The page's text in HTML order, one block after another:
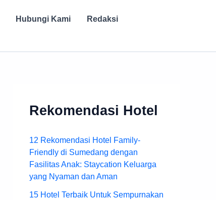
Hubungi Kami
Redaksi
Rekomendasi Hotel
12 Rekomendasi Hotel Family-
Friendly di Sumedang dengan
Fasilitas Anak: Staycation Keluarga
yang Nyaman dan Aman
15 Hotel Terbaik Untuk Sempurnakan